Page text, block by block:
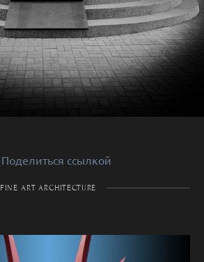
Поделиться ссылкой
FINE ART ARCHITECTURE